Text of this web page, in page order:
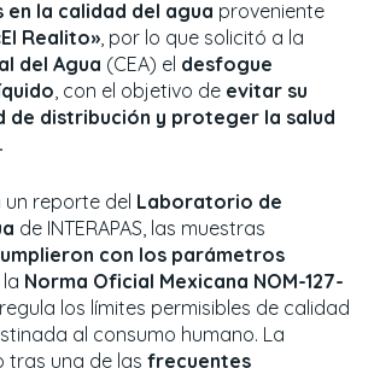
la calidad del agua proveniente
Realito», por lo que solicitó a la
del Agua (CEA) el desfogue
, con el objetivo de evitar su
de distribución y proteger la salud
reporte del Laboratorio de
de INTERAPAS, las muestras
con los parámetros
Norma Oficial Mexicana NOM-127-
los límites permisibles de calidad
al consumo humano. La
tras una de las frecuentes